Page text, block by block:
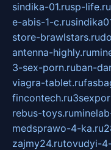
sindika-01.rusp-life.ru
e-abis-1-c.ru
store-brawlstars.ru
antenna-highly.ru
3-sex-porn.ruban-
viagra-tablet.ru
fincontech.ru
rebus-toys.ru
medsprawo-4-ka.ru
zajmy24.rutovudyi-